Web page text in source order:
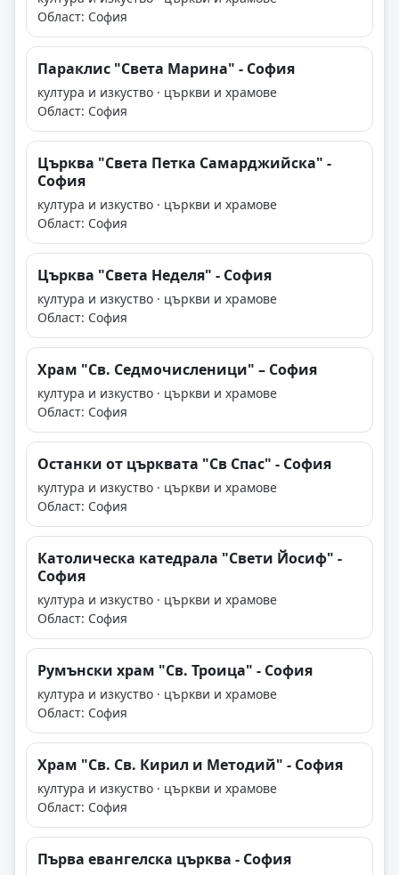
Област: София
Параклис "Света Марина" - София
култура и изкуство · църкви и храмове
Област: София
Църква "Света Петка Самарджийска" -
София
култура и изкуство · църкви и храмове
Област: София
Църква "Света Неделя" - София
култура и изкуство · църкви и храмове
Област: София
Храм "Св. Седмочисленици" – София
култура и изкуство · църкви и храмове
Област: София
Останки от църквата "Св Спас" - София
култура и изкуство · църкви и храмове
Област: София
Католическа катедрала "Свети Йосиф" -
София
култура и изкуство · църкви и храмове
Област: София
Румънски храм "Св. Троица" - София
култура и изкуство · църкви и храмове
Област: София
Храм "Св. Св. Кирил и Методий" - София
култура и изкуство · църкви и храмове
Област: София
Първа евангелска църква - София